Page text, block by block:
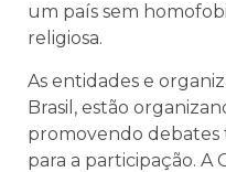
um país sem
religiosa.
As entidades e
Brasil, estão
promovendo debates
para a participação. A